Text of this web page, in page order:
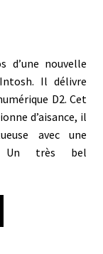
d’une nouvelle
Il délivre
D2. Cet
d’aisance, il
avec une
Un très bel